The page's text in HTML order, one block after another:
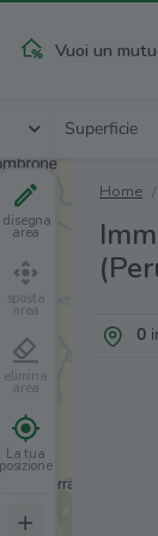
Vuoi un
Superficie
Home
0
disegna
area
sposta
area
elimina
area
La tua
posizione
+